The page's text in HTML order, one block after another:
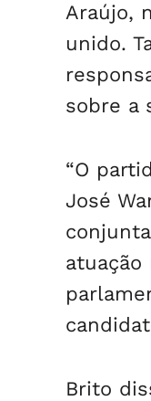
Araújo,
unido.
sobre a
“O
José
atuação
Brito